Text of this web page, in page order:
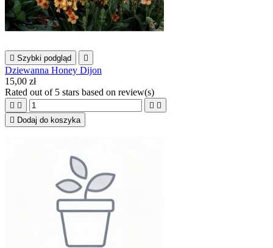
 Szybki podgląd 
Dziewanna Honey Dijon
15,00 zł
Rated out of 5 stars based on review(s)
   
 Dodaj do koszyka